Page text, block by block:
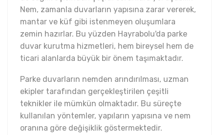
Nem, zamanla duvarların yapısına zarar vererek,
mantar ve küf gibi istenmeyen oluşumlara
zemin hazırlar. Bu yüzden Hayrabolu'da parke
duvar kurutma hizmetleri, hem bireysel hem de
ticari alanlarda büyük bir önem taşımaktadır.
Parke duvarların nemden arındırılması, uzman
ekipler tarafından gerçekleştirilen çeşitli
teknikler ile mümkün olmaktadır. Bu süreçte
kullanılan yöntemler, yapıların yapısına ve nem
oranına göre değişiklik göstermektedir.